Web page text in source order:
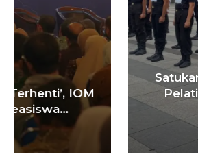
Satukan Siswa Dari
Pelatih Paskibraka
Bangun…
6 Agu 2026